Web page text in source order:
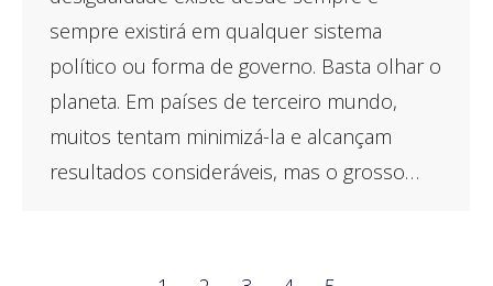
sempre existirá em qualquer sistema
político ou forma de governo. Basta olhar o
planeta. Em países de terceiro mundo,
muitos tentam minimizá-la e alcançam
resultados consideráveis, mas o grosso…